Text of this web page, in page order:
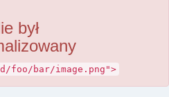
był
foo/bar/image.png">